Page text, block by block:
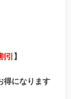
引 】
得になります